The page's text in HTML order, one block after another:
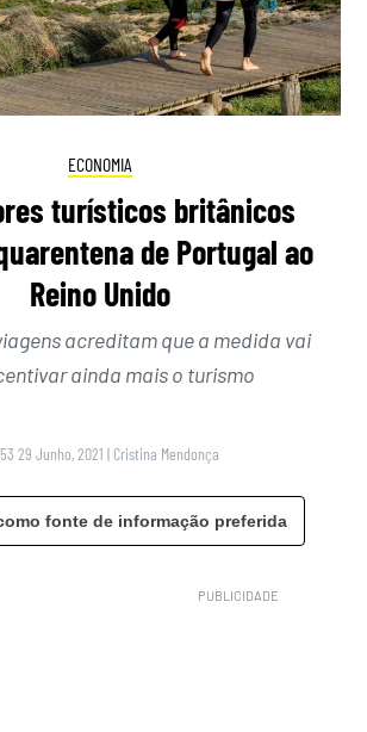
ECONOMIA
turísticos britânicos
de Portugal ao
Reino Unido
acreditam que a medida vai
ainda mais o turismo
29 Junho, 2021 | Cristina Mendonça
fonte de informação preferida